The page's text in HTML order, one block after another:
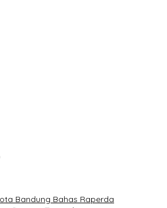
Bandung Bahas Raperda